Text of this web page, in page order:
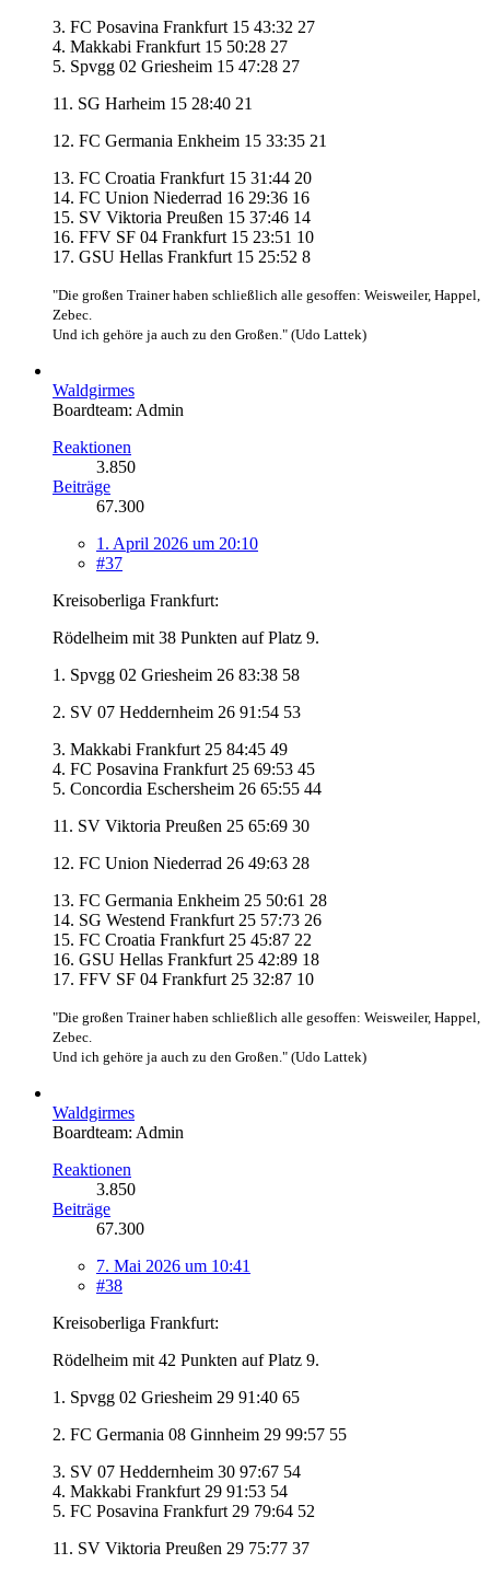
3. FC Posavina Frankfurt 15 43:32 27
4. Makkabi Frankfurt 15 50:28 27
5. Spvgg 02 Griesheim 15 47:28 27
11. SG Harheim 15 28:40 21
12. FC Germania Enkheim 15 33:35 21
13. FC Croatia Frankfurt 15 31:44 20
14. FC Union Niederrad 16 29:36 16
15. SV Viktoria Preußen 15 37:46 14
16. FFV SF 04 Frankfurt 15 23:51 10
17. GSU Hellas Frankfurt 15 25:52 8
"Die großen Trainer haben schließlich alle gesoffen: Weisweiler, Happel,
Zebec.
Und ich gehöre ja auch zu den Großen." (Udo Lattek)
Waldgirmes
Boardteam: Admin
Reaktionen
3.850
Beiträge
67.300
1. April 2026 um 20:10
#37
Kreisoberliga Frankfurt:
Rödelheim mit 38 Punkten auf Platz 9.
1. Spvgg 02 Griesheim 26 83:38 58
2. SV 07 Heddernheim 26 91:54 53
3. Makkabi Frankfurt 25 84:45 49
4. FC Posavina Frankfurt 25 69:53 45
5. Concordia Eschersheim 26 65:55 44
11. SV Viktoria Preußen 25 65:69 30
12. FC Union Niederrad 26 49:63 28
13. FC Germania Enkheim 25 50:61 28
14. SG Westend Frankfurt 25 57:73 26
15. FC Croatia Frankfurt 25 45:87 22
16. GSU Hellas Frankfurt 25 42:89 18
17. FFV SF 04 Frankfurt 25 32:87 10
"Die großen Trainer haben schließlich alle gesoffen: Weisweiler, Happel,
Zebec.
Und ich gehöre ja auch zu den Großen." (Udo Lattek)
Waldgirmes
Boardteam: Admin
Reaktionen
3.850
Beiträge
67.300
7. Mai 2026 um 10:41
#38
Kreisoberliga Frankfurt:
Rödelheim mit 42 Punkten auf Platz 9.
1. Spvgg 02 Griesheim 29 91:40 65
2. FC Germania 08 Ginnheim 29 99:57 55
3. SV 07 Heddernheim 30 97:67 54
4. Makkabi Frankfurt 29 91:53 54
5. FC Posavina Frankfurt 29 79:64 52
11. SV Viktoria Preußen 29 75:77 37